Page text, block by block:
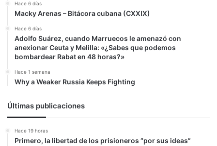
Hace 6 días
Macky Arenas – Bitácora cubana (CXXIX)
Hace 6 días
Adolfo Suárez, cuando Marruecos le amenazó con
anexionar Ceuta y Melilla: «¿Sabes que podemos
bombardear Rabat en 48 horas?»
Hace 1 semana
Why a Weaker Russia Keeps Fighting
Últimas publicaciones
Hace 19 horas
Primero, la libertad de los prisioneros “por sus ideas”